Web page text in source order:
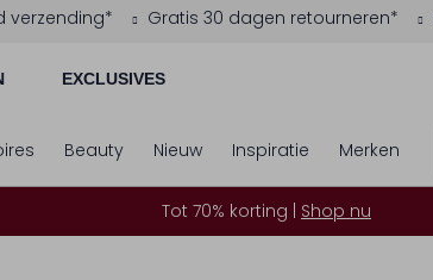
verzending* Gratis 30 dagen retourneren*
EXCLUSIVES
Beauty Nieuw Inspiratie Merken
Tot 70% korting | Shop nu